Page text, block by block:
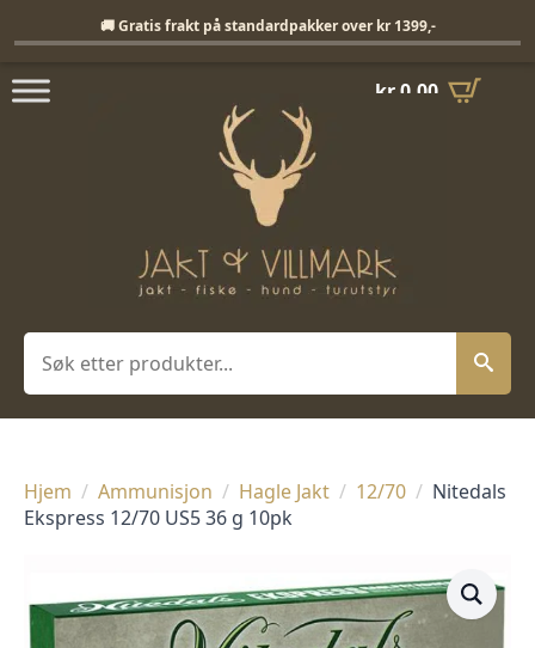
kr0,00
Søk
Hjem Ammunisjon Hagle Jakt 12/70
Nitedals
Ekspress 12/70 US5 36 g 10pk
🚚 Gratis frakt på standardpakker over kr 1399,-